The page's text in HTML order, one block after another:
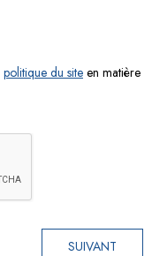
politique du siteen matière
SUIVANT